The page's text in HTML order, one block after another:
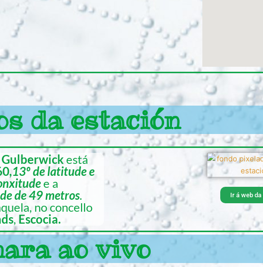
da estación
Gulberwick está
,13º de latitude e
e a
de 49 metros.
no concello
, Escocia.
Ir á web
ao vivo